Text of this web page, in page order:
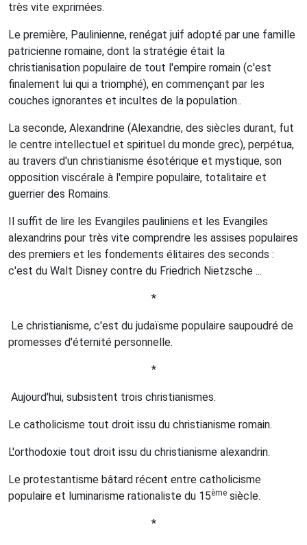
très vite exprimées.
Le première, Paulinienne, renégat juif adopté par une famille
patricienne romaine, dont la stratégie était la
christianisation populaire de tout l'empire romain (c'est
finalement lui qui a triomphé), en commençant par les
couches ignorantes et incultes de la population..
La seconde, Alexandrine (Alexandrie, des siècles durant, fut
le centre intellectuel et spirituel du monde grec), perpétua,
au travers d'un christianisme ésotérique et mystique, son
opposition viscérale à l'empire populaire, totalitaire et
guerrier des Romains.
Il suffit de lire les Evangiles pauliniens et les Evangiles
alexandrins pour très vite comprendre les assises populaires
des premiers et les fondements élitaires des seconds :
c'est du Walt Disney contre du Friedrich Nietzsche ...
*
Le christianisme, c'est du judaïsme populaire saupoudré de
promesses d'éternité personnelle.
*
Aujourd'hui, subsistent trois christianismes.
Le catholicisme tout droit issu du christianisme romain.
L'orthodoxie tout droit issu du christianisme alexandrin.
Le protestantisme bâtard récent entre catholicisme
populaire et luminarisme rationaliste du 15ème siècle.
*